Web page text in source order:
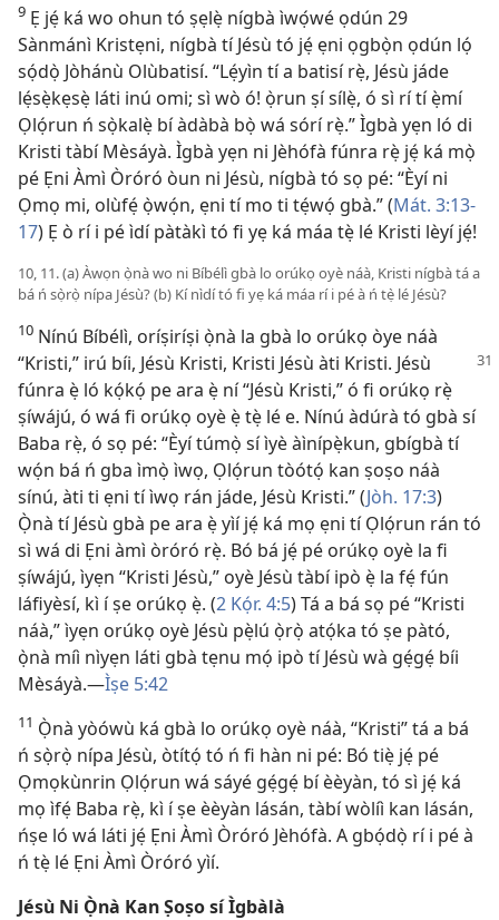
9 Ẹ jẹ́ ká wo ohun tó ṣẹlẹ̀ nígbà ìwọ́wé ọdún 29
Sànmánì Kristẹni, nígbà tí Jésù tó jẹ́ ẹni ọgbọ̀n ọdún lọ́
sọ́dọ̀ Jòhánù Olùbatisí. “Lẹ́yìn tí a batisí rẹ̀, Jésù jáde
lẹ́sẹ̀kẹsẹ̀ láti inú omi; sì wò ó! ọ̀run ṣí sílẹ̀, ó sì rí tí ẹ̀mí
Ọlọ́run ń sọ̀kalẹ̀ bí àdàbà bọ̀ wá sórí rẹ̀.” Ìgbà yẹn ló di
Kristi tàbí Mèsáyà. Ìgbà yẹn ni Jèhófà fúnra rẹ̀ jẹ́ ká mọ̀
pé Ẹni Àmì Òróró òun ni Jésù, nígbà tó sọ pé: “Èyí ni
Ọmọ mi, olùfẹ́ ọ̀wọ́n, ẹni tí mo ti tẹ́wọ́ gbà.” (Mát. 3:13-
17) Ẹ ò rí i pé ìdí pàtàkì tó fi yẹ ká máa tẹ̀ lé Kristi lèyí jẹ́!
10, 11. (a) Àwọn ọ̀nà wo ni Bíbélì gbà lo orúkọ oyè náà, Kristi nígbà tá a
bá ń sọ̀rọ̀ nípa Jésù? (b) Kí nìdí tó fi yẹ ká máa rí i pé à ń tẹ̀ lé Jésù?
10 Nínú Bíbélì, oríṣiríṣi ọ̀nà la gbà lo orúkọ òye náà
“Kristi,” irú bíi, Jésù Kristi, Kristi Jésù àti Kristi. Jésù
fúnra ẹ̀ ló kọ́kọ́ pe ara ẹ̀ ní “Jésù Kristi,” ó fi orúkọ rẹ̀
ṣíwájú, ó wá fi orúkọ oyè ẹ̀ tẹ̀ lé e. Nínú àdúrà tó gbà sí
Baba rẹ̀, ó sọ pé: “Èyí túmọ̀ sí ìyè àìnípẹ̀kun, gbígbà tí
wọ́n bá ń gba ìmọ̀ ìwọ, Ọlọ́run tòótọ́ kan ṣoṣo náà
sínú, àti ti ẹni tí ìwọ rán jáde, Jésù Kristi.” (Jòh. 17:3)
Ọ̀nà tí Jésù gbà pe ara ẹ̀ yìí jẹ́ ká mọ ẹni tí Ọlọ́run rán tó
sì wá di Ẹni àmì òróró rẹ̀. Bó bá jẹ́ pé orúkọ oyè la fi
ṣíwájú, ìyẹn “Kristi Jésù,” oyè Jésù tàbí ipò ẹ̀ la fẹ́ fún
láfiyèsí, kì í ṣe orúkọ ẹ̀. (2 Kọ́r. 4:5) Tá a bá sọ pé “Kristi
náà,” ìyẹn orúkọ oyè Jésù pẹ̀lú ọ̀rọ̀ atọ́ka tó ṣe pàtó,
ọ̀nà míì nìyẹn láti gbà tẹnu mọ́ ipò tí Jésù wà gẹ́gẹ́ bíi
Mèsáyà.—Ìṣe 5:42
11 Ọ̀nà yòówù ká gbà lo orúkọ oyè náà, “Kristi” tá a bá
ń sọ̀rọ̀ nípa Jésù, òtítọ́ tó ń fi hàn ni pé: Bó tiẹ̀ jẹ́ pé
Ọmọkùnrin Ọlọ́run wá sáyé gẹ́gẹ́ bí èèyàn, tó sì jẹ́ ká
mọ ìfẹ́ Baba rẹ̀, kì í ṣe èèyàn lásán, tàbí wòlíì kan lásán,
ńṣe ló wá láti jẹ́ Ẹni Àmì Òróró Jèhófà. A gbọ́dọ̀ rí i pé à
ń tẹ̀ lé Ẹni Àmì Òróró yìí.
Jésù Ni Ọ̀nà Kan Ṣoṣo sí Ìgbàlà